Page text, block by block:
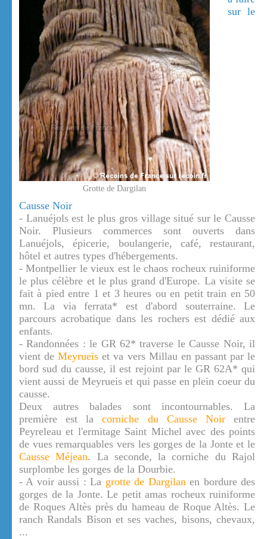
Grotte de Dargilan
sur le
Causse Noir
- Lanuéjols est le plus gros village situé sur le Causse
Noir. Plusieurs commerces sont ouverts dans
Lanuéjols, épicerie, boulangerie, café, restaurant,
hôtel et autres types d'hébergements.
- Montpellier le vieux est le chaos rocheux ruiniforme
le plus célèbre et le plus grand d'Europe. La visite se
fait à pied entre 1 et 3 heures ou en petit train en 50
mn. La via ferrata* est d'abord souterraine. Le
parcours acrobatique dans les rochers est dédié aux
enfants.
- Randonnées : le GR 62* traverse le Causse Noir, il
vient deMeyrueis et va vers Millau en passant par le
bord sud du causse, il est rejoint par le GR 62A* qui
vient aussi de Meyrueis et qui passe en plein coeur du
causse.
Deux autres balades sont incontournables. La
première est lacorniche du Causse Noirentre
Peyreleau et l'ermitage Saint Michel avec des points
de vues remarquables vers les gorges de la Jonte et le
Causse Méjean. La seconde, la corniche du Rajol
surplombe les gorges de la Dourbie.
- A voir aussi : La grotte de Dargilanen bordure des
gorges de la Jonte. Le petit amas rocheux ruiniforme
de Roques Altès près du hameau de Roque Altès. Le
ranch Randals Bison et ses vaches, bisons, chevaux,
...